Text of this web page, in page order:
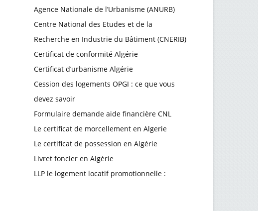
Agence Nationale de l’Urbanisme (ANURB)
Centre National des Etudes et de la
Recherche en Industrie du Bâtiment (CNERIB)
Certificat de conformité Algérie
Certificat d’urbanisme Algérie
Cession des logements OPGI : ce que vous
devez savoir
Formulaire demande aide financière CNL
Le certificat de morcellement en Algerie
Le certificat de possession en Algérie
Livret foncier en Algérie
LLP le logement locatif promotionnelle :